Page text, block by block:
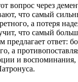
вопрос через
что самый
а потеря
что самый
предлагает ответ:
а
и воспоминания,